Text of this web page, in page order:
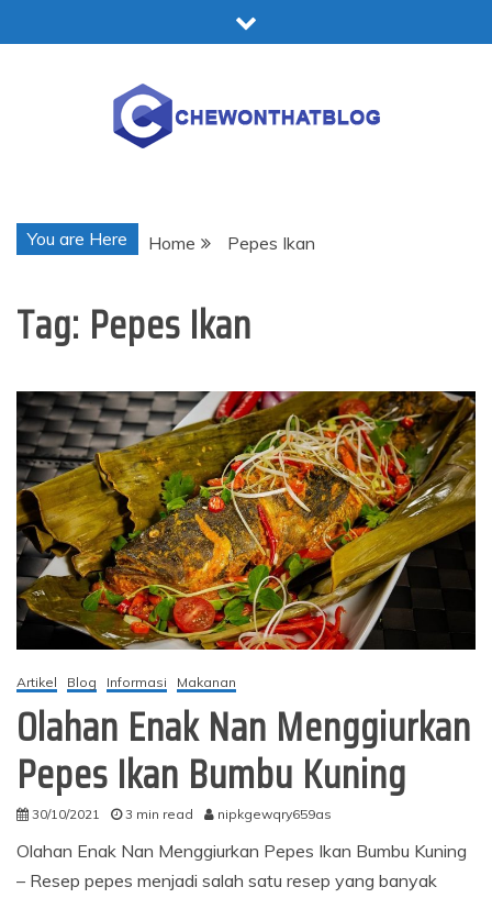
to
You are Here Home Pepes Ikan
Tag: Pepes Ikan
Artikel Blog Informasi Makanan
Olahan Enak Nan Menggiurkan
Pepes Ikan Bumbu Kuning
30/10/2021 3 min read nipkgewqry659as
Olahan Enak Nan Menggiurkan Pepes Ikan Bumbu Kuning
– Resep pepes menjadi salah satu resep yang banyak